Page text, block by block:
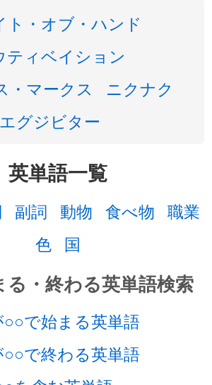
ト・オブ・ハンド
ティベイション
・マークス
ニクナク
エグジビター
英単語一覧
副詞 動物 食べ物 職業
色 国
る・終わる英単語検索
で始まる英単語
で終わる英単語